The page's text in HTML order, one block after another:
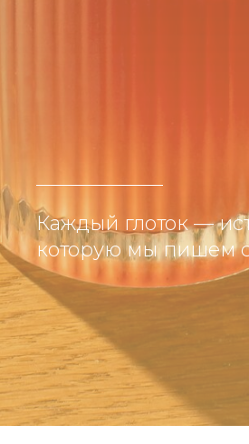
Каждый глоток —
которую мы пишем